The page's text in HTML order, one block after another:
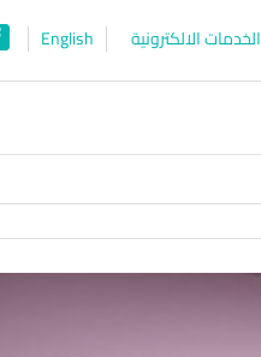
الخدمات الالكترونية English